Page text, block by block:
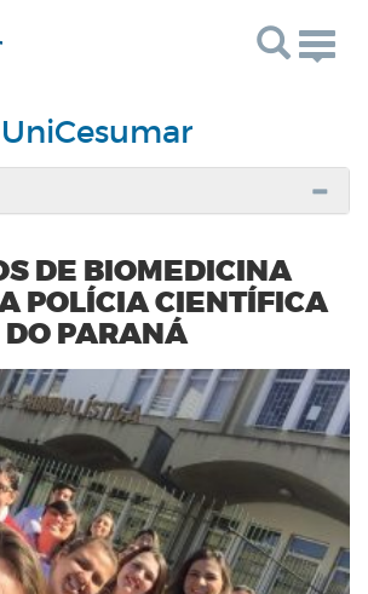
UniCesumar
DE BIOMEDICINA
POLÍCIA CIENTÍFICA
DO PARANÁ